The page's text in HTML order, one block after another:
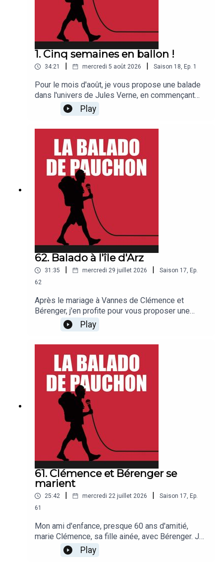
1. Cinq semaines en ballon !
34:21 mercredi 5 août 2026 Saison 18, Ep. 1
Pour le mois d'août, je vous propose une balade
dans l'univers de Jules Verne, en commençant
par 5 semaines en ballon, en compagnie de
Bertrand Piccard, psychiatre explorateur, qui a
réalisé le tour du monde en ballon en 1999. Bonne
balado !
Play
62. Balado à l'île d'Arz
31:35 mercredi 29 juillet 2026 Saison 17, Ep.
62
Après le mariage à Vannes de Clémence et
Bérenger, j'en profite pour vous proposer une
balado sur l'île d'Arz, dans le golfe du
Morbihan.Tout le monde à bord avec Jean Bulot et
bonne balado !
Play
61. Clémence et Bérenger se
marient
25:42 mercredi 22 juillet 2026 Saison 17, Ep.
61
Mon ami d'enfance, presque 60 ans d'amitié,
marie Clémence, sa fille ainée, avec Bérenger. Je
ne pensais pas sortir mon micro mais il m'a
provoqué, et je n'ai pas résisté. J'aime les
Play